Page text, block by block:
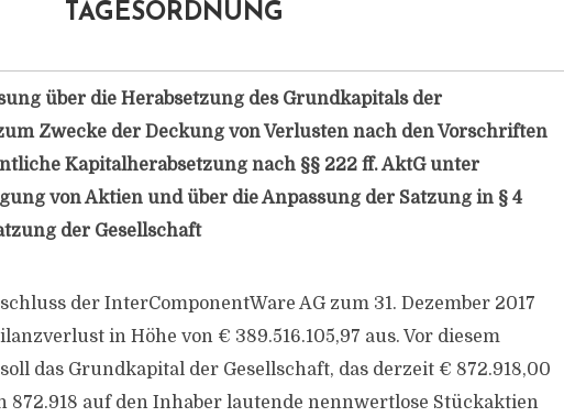
TAGESORDNUNG
über die Herabsetzung des Grundkapitals der
Zwecke der Deckung von Verlusten nach den Vorschriften
Kapitalherabsetzung nach §§ 222 ff. AktG unter
von Aktien und über die Anpassung der Satzung in § 4
der Gesellschaft
der InterComponentWare AG zum 31. Dezember 2017
in Höhe von € 389.516.105,97 aus. Vor diesem
das Grundkapital der Gesellschaft, das derzeit € 872.918,00
872.918 auf den Inhaber lautende nennwertlose Stückaktien